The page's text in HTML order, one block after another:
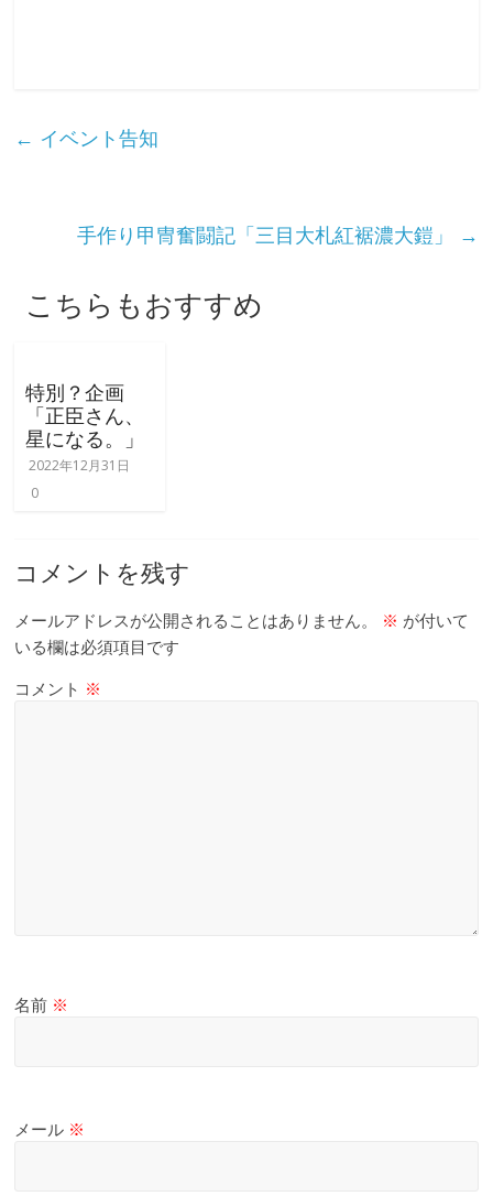
室
っ
し
て
体
史
研
究
イ
← イベント告知
手作り甲冑奮闘記「三目大札紅裾濃大鎧」 →
こちらもおすすめ
特別？企画
「正臣さん、
星になる。」
2022年12月31日
0
コメントを残す
メールアドレスが公開されることはありません。 ※ が付いて
いる欄は必須項目です
コメント ※
名前 ※
メール ※